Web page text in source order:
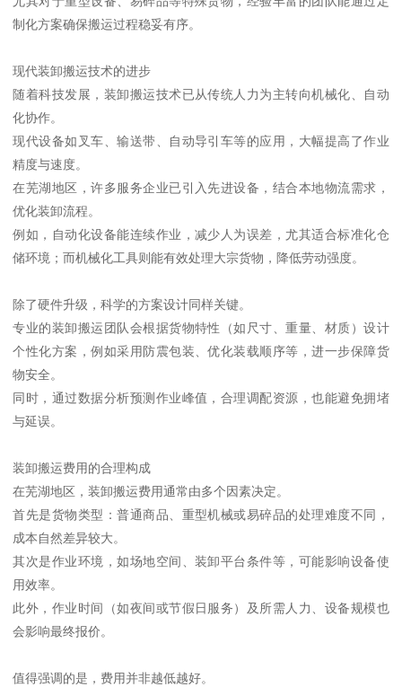
制化方案确保搬运过程稳妥有序。
现代装卸搬运技术的进步
随着科技发展，装卸搬运技术已从传统人力为主转向机械化、自动
化协作。
现代设备如叉车、输送带、自动导引车等的应用，大幅提高了作业
精度与速度。
在芜湖地区，许多服务企业已引入先进设备，结合本地物流需求，
优化装卸流程。
例如，自动化设备能连续作业，减少人为误差，尤其适合标准化仓
储环境；而机械化工具则能有效处理大宗货物，降低劳动强度。
除了硬件升级，科学的方案设计同样关键。
专业的装卸搬运团队会根据货物特性（如尺寸、重量、材质）设计
个性化方案，例如采用防震包装、优化装载顺序等，进一步保障货
物安全。
同时，通过数据分析预测作业峰值，合理调配资源，也能避免拥堵
与延误。
装卸搬运费用的合理构成
在芜湖地区，装卸搬运费用通常由多个因素决定。
首先是货物类型：普通商品、重型机械或易碎品的处理难度不同，
成本自然差异较大。
其次是作业环境，如场地空间、装卸平台条件等，可能影响设备使
用效率。
此外，作业时间（如夜间或节假日服务）及所需人力、设备规模也
会影响最终报价。
值得强调的是，费用并非越低越好。